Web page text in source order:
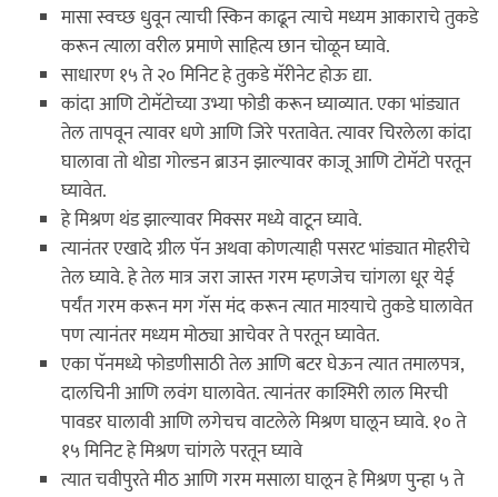
मासा स्वच्छ धुवून त्याची स्किन काढून त्याचे मध्यम आकाराचे तुकडे
करून त्याला वरील प्रमाणे साहित्य छान चोळून घ्यावे.
साधारण १५ ते २० मिनिट हे तुकडे मॅरीनेट होऊ द्या.
कांदा आणि टोमॅटोच्या उभ्या फोडी करून घ्याव्यात. एका भांड्यात
तेल तापवून त्यावर धणे आणि जिरे परतावेत. त्यावर चिरलेला कांदा
घालावा तो थोडा गोल्डन ब्राउन झाल्यावर काजू आणि टोमॅटो परतून
घ्यावेत.
हे मिश्रण थंड झाल्यावर मिक्सर मध्ये वाटून घ्यावे.
त्यानंतर एखादे ग्रील पॅन अथवा कोणत्याही पसरट भांड्यात मोहरीचे
तेल घ्यावे. हे तेल मात्र जरा जास्त गरम म्हणजेच चांगला धूर येई
पर्यंत गरम करून मग गॅस मंद करून त्यात माश्याचे तुकडे घालावेत
पण त्यानंतर मध्यम मोठ्या आचेवर ते परतून घ्यावेत.
एका पॅनमध्ये फोडणीसाठी तेल आणि बटर घेऊन त्यात तमालपत्र,
दालचिनी आणि लवंग घालावेत. त्यानंतर काश्मिरी लाल मिरची
पावडर घालावी आणि लगेचच वाटलेले मिश्रण घालून घ्यावे. १० ते
१५ मिनिट हे मिश्रण चांगले परतून घ्यावे
त्यात चवीपुरते मीठ आणि गरम मसाला घालून हे मिश्रण पुन्हा ५ ते